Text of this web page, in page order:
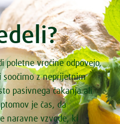
poletne vročine odpovejo,
z neprijetnim
pasivnega čakanja ali
je čas, da
naravne vzvode, ki